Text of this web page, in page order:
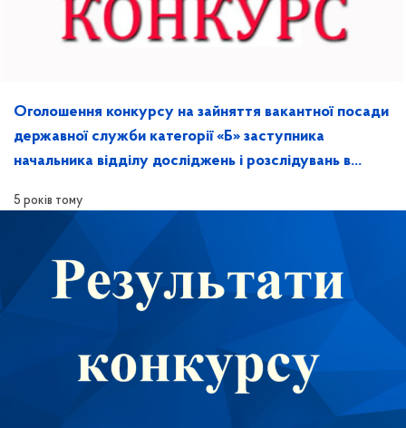
Оголошення конкурсу на зайняття вакантної посади
державної служби категорії «Б» заступника
начальника відділу досліджень і розслідувань в
5 років тому